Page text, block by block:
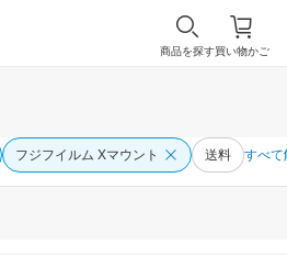
買い物かご
商品を探す
フジフイルム Xマウント 送料 すべて